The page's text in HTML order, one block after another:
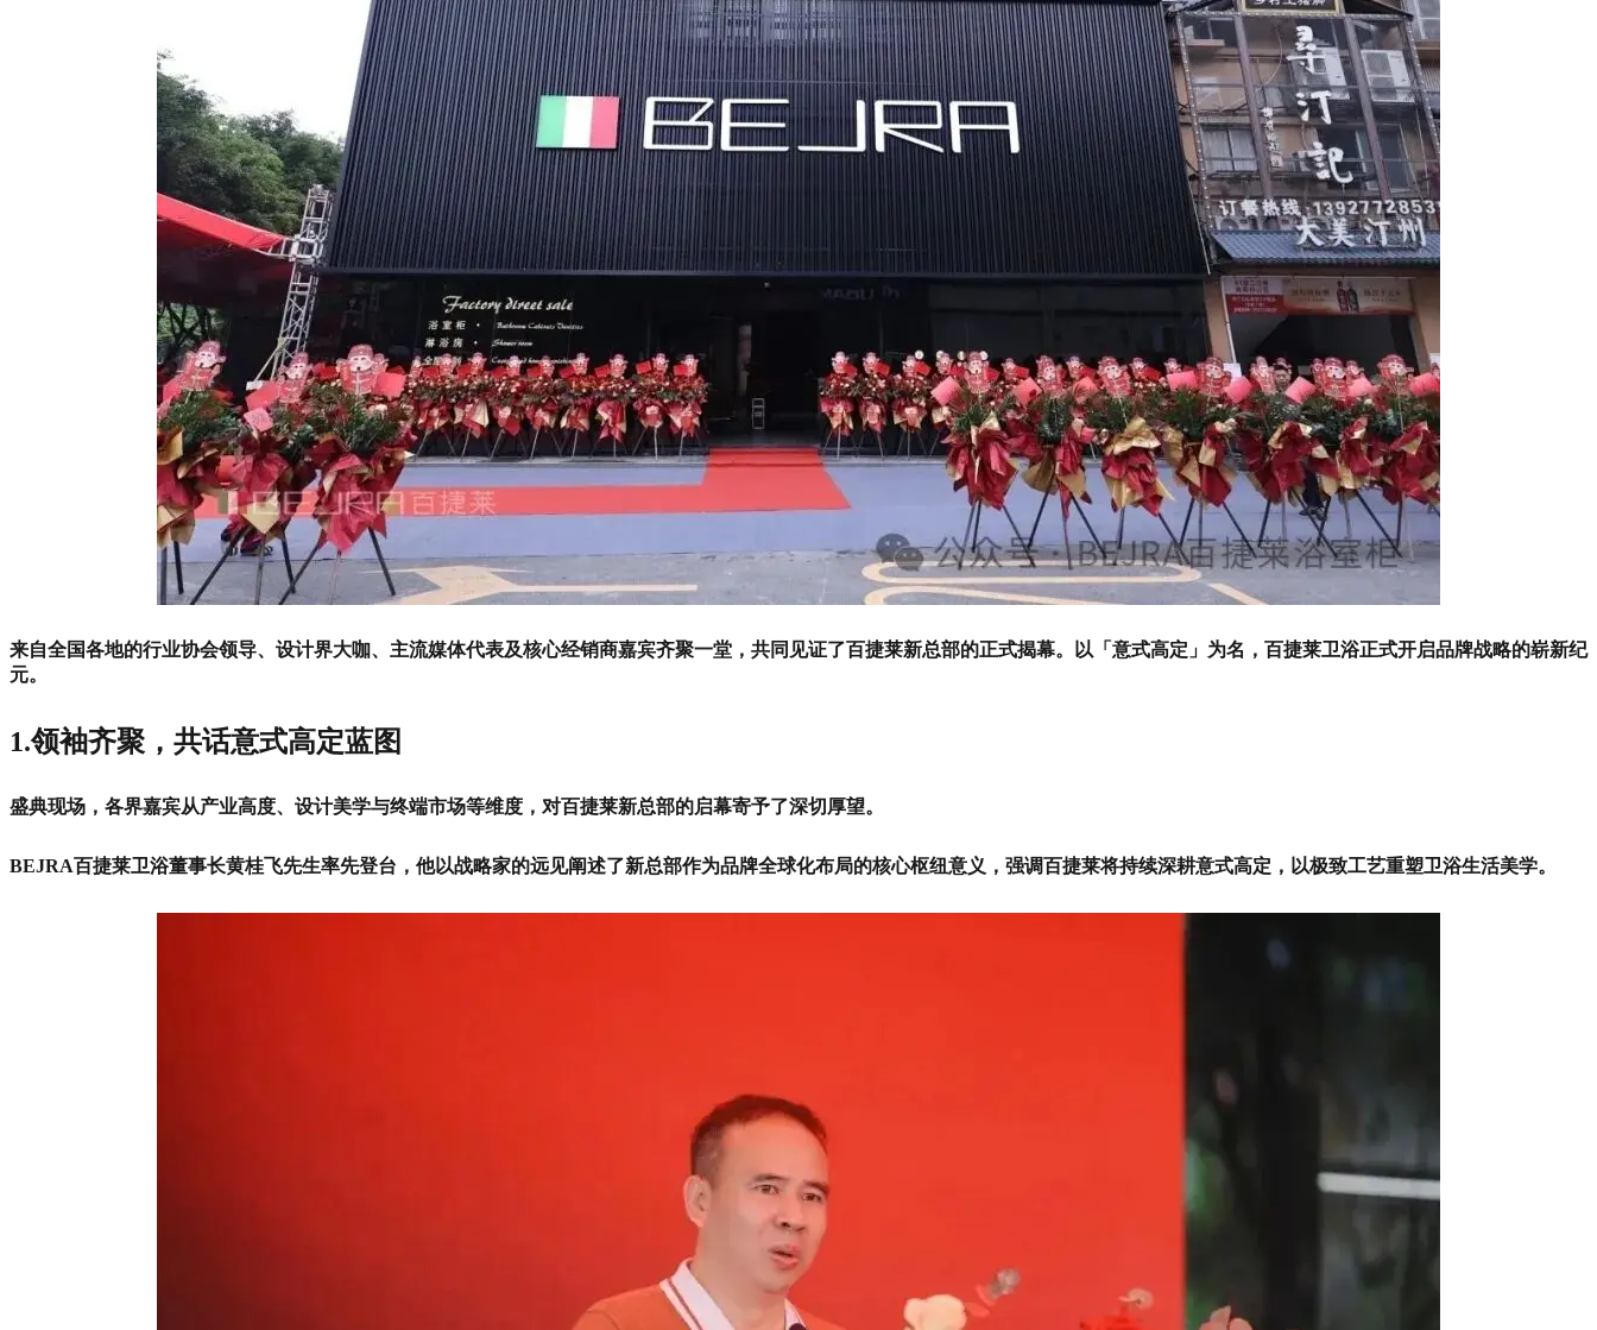
来自全国各地的行业协会领导、设计界大咖、主流媒体代表及核心经销商嘉宾齐聚一堂，共同见证了百捷莱新总部的正式揭幕。以「意式高定」为名，百捷莱卫浴正式开启品牌战略的崭新纪
元。
1.领袖齐聚，共话意式高定蓝图
盛典现场，各界嘉宾从产业高度、设计美学与终端市场等维度，对百捷莱新总部的启幕寄予了深切厚望。
BEJRA百捷莱卫浴董事长黄桂飞先生率先登台，他以战略家的远见阐述了新总部作为品牌全球化布局的核心枢纽意义，强调百捷莱将持续深耕意式高定，以极致工艺重塑卫浴生活美学。